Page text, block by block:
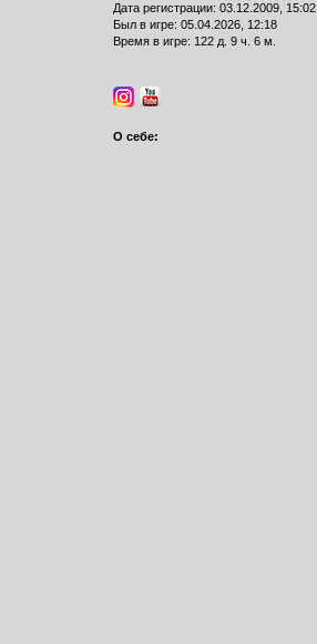
Дата регистрации: 03.12.2009, 15:02
Был в игре: 05.04.2026, 12:18
Время в игре: 122 д. 9 ч. 6 м.
О себе: